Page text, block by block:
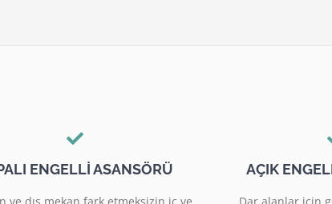
ENGELLİ ASANSÖRÜ AÇIK